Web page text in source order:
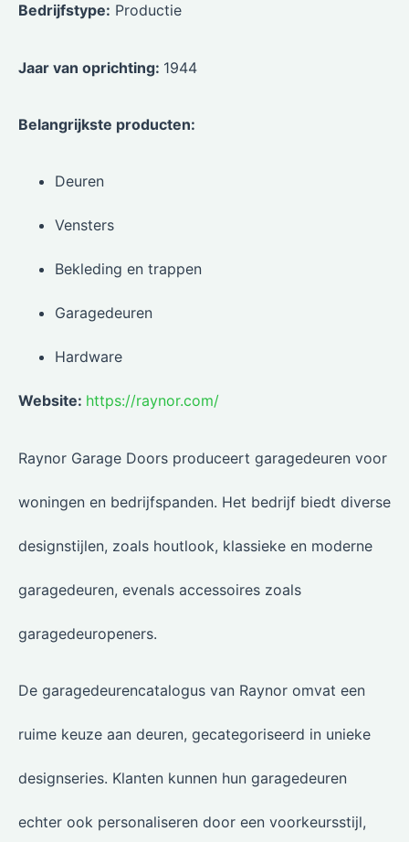
Bedrijfstype: Productie
Jaar van oprichting: 1944
Belangrijkste producten:
Deuren
Vensters
Bekleding en trappen
Garagedeuren
Hardware
Website: https://raynor.com/
Raynor Garage Doors produceert garagedeuren voor
woningen en bedrijfspanden. Het bedrijf biedt diverse
designstijlen, zoals houtlook, klassieke en moderne
garagedeuren, evenals accessoires zoals
garagedeuropeners.
De garagedeurencatalogus van Raynor omvat een
ruime keuze aan deuren, gecategoriseerd in unieke
designseries. Klanten kunnen hun garagedeuren
echter ook personaliseren door een voorkeursstijl,